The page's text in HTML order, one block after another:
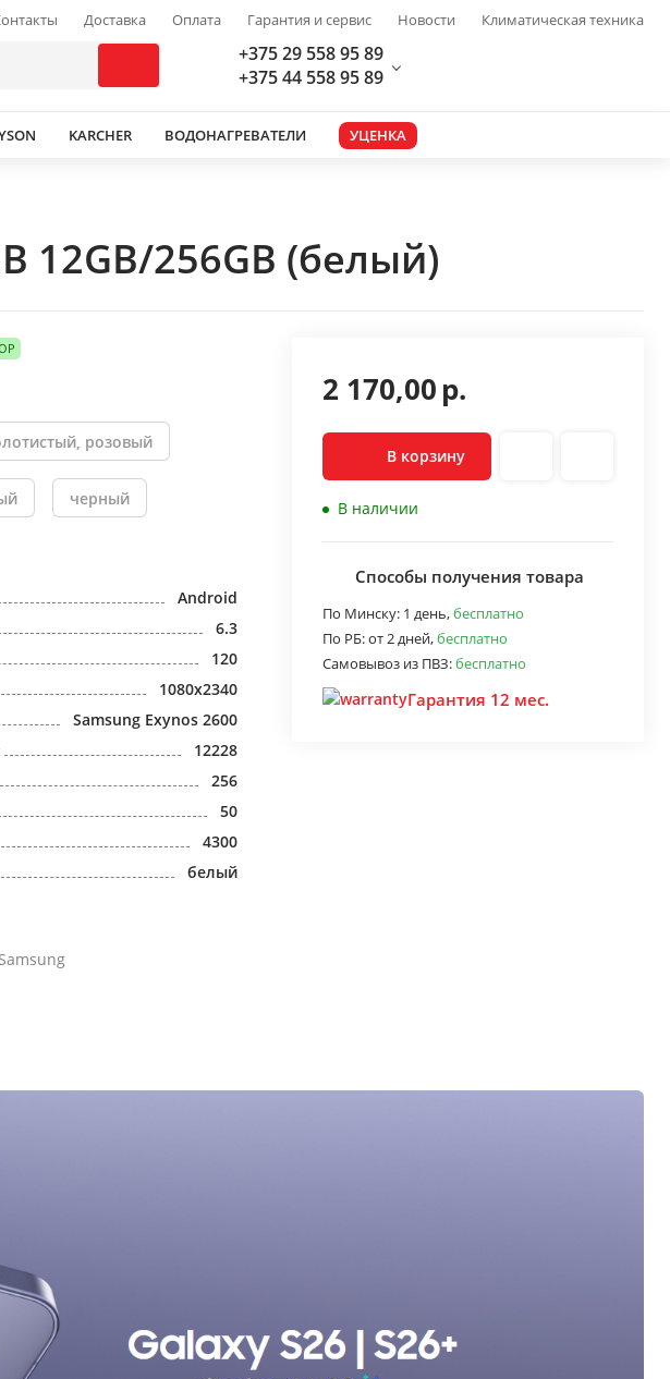
Доставка Оплата Гарантия и сервис Новости Климатическая техника
+375 29 558 95 89
+375 44 558 95 89
KARCHER ВОДОНАГРЕВАТЕЛИ УЦЕНКА
12GB/256GB (белый)
розовый
черный
Android
6.3
120
1080x2340
Samsung Exynos 2600
12228
256
50
4300
белый
2 170,00р.
В корзину
В наличии
Способы получения товара
По Минску: 1 день,бесплатно
По РБ:от 2 дней,бесплатно
Самовывоз из ПВЗ:бесплатно
Гарантия 12 мес.